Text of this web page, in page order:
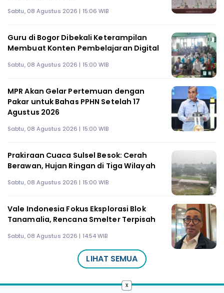
Sabtu, 08 Agustus 2026 | 15:06 WIB
Guru di Bogor Dibekali Keterampilan
Membuat Konten Pembelajaran Digital
Sabtu, 08 Agustus 2026 | 15:00 WIB
MPR Akan Gelar Pertemuan dengan
Pakar untuk Bahas PPHN Setelah 17
Agustus 2026
Sabtu, 08 Agustus 2026 | 15:00 WIB
Prakiraan Cuaca Sulsel Besok: Cerah
Berawan, Hujan Ringan di Tiga Wilayah
Sabtu, 08 Agustus 2026 | 15:00 WIB
Vale Indonesia Fokus Eksplorasi Blok
Tanamalia, Rencana Smelter Terpisah
Sabtu, 08 Agustus 2026 | 14:54 WIB
LIHAT SEMUA
x